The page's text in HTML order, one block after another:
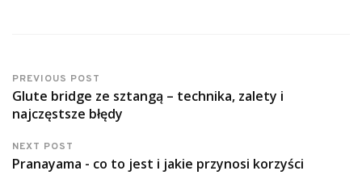
PREVIOUS POST
Glute bridge ze sztangą – technika, zalety i
najczęstsze błędy
NEXT POST
Pranayama - co to jest i jakie przynosi korzyści